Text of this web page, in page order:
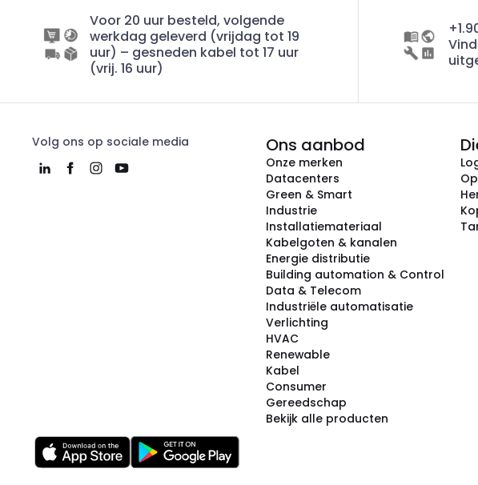
Voor 20 uur besteld, volgende
werkdag geleverd (vrijdag tot 19
uur) – gesneden kabel tot 17 uur
(vrij. 16 uur)
Volg ons op sociale media Ons aanbod
Onze merken
Datacenters
Green & Smart
Industrie
Installatiemateriaal
Kabelgoten & kanalen
Energie distributie
Building automation & Control
Data & Telecom
Industriële automatisatie
Verlichting
HVAC
Renewable
Kabel
Consumer
Gereedschap
Bekijk alle producten